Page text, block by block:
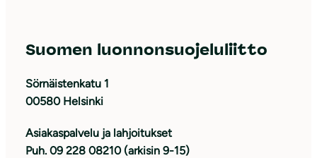
Suomen luonnonsuojeluliitto
Sörnäistenkatu 1
00580 Helsinki
Asiakaspalvelu ja lahjoitukset
Puh. 09 228 08210 (arkisin 9-15)